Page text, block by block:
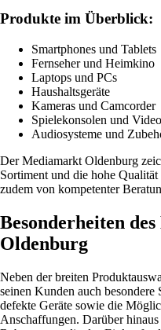
Produkte im Überblick:
Smartphones und Tablets
Fernseher und Heimkino
Laptops und PCs
Haushaltsgeräte
Kameras und Camcorder
Spielekonsolen und
Audiosysteme und
Der Mediamarkt Oldenburg
Sortiment und die hohe
zudem von kompetenter
Besonderheiten
Oldenburg
Neben der breiten
seinen Kunden auch
defekte Geräte sowie die
Anschaffungen. Darüber